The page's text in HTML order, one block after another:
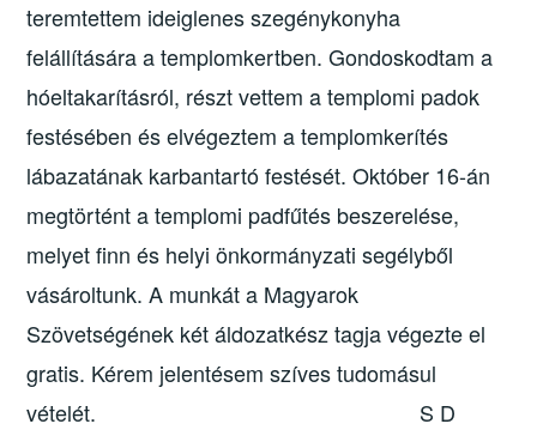
teremtettem ideiglenes szegénykonyha
felállítására a templomkertben. Gondoskodtam a
hóeltakarításról, részt vettem a templomi padok
festésében és elvégeztem a templomkerítés
lábazatának karbantartó festését. Október 16-án
megtörtént a templomi padfűtés beszerelése,
melyet finn és helyi önkormányzati segélyből
vásároltunk. A munkát a Magyarok
Szövetségének két áldozatkész tagja végezte el
gratis. Kérem jelentésem szíves tudomásul
vételét. S D